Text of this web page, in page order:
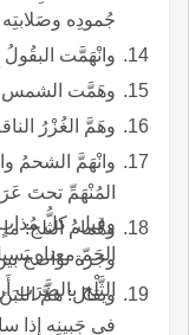
جُمودِه وصَلابتِه
وانْهَمَّت
وهَمَّت الشمس
وهَمَّ الغُزْرُ
وانْهَمَّ الشحمُ
المُنْهَمِّ تحتَ
وقيل: كلُّ مُذابٍ
الحَمّ معناه
وهُمامُ الثلج:
وجزة نواصح
الثَّلْج بالضَّرَب
ويقال: همَّ
في جَبينِه إِذا